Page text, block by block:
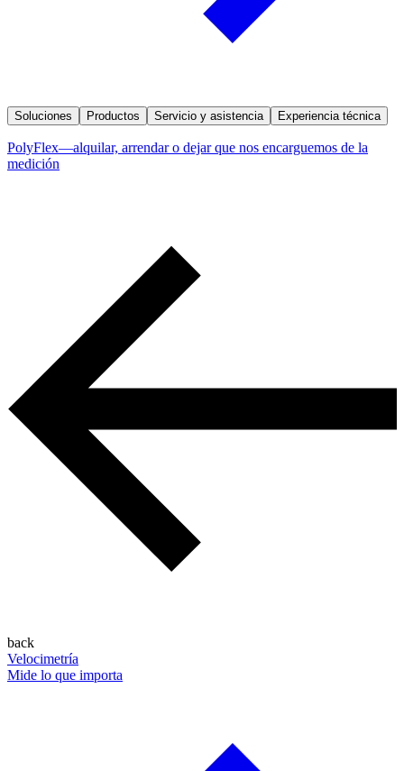
Soluciones Productos Servicio y asistencia Experiencia técnica
PolyFlex—alquilar, arrendar o dejar que nos encarguemos de la
medición
back
Velocimetría
Mide lo que importa